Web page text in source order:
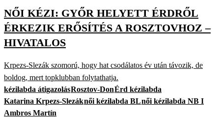
NŐI KÉZI: GYŐR HELYETT ÉRDRŐL
ÉRKEZIK ERŐSÍTÉS A ROSZTOVHOZ –
HIVATALOS
Krpezs-Slezák szomorú, hogy hat csodálatos év után távozik, de
boldog, mert topklubban folytathatja.
kézilabda átigazolásRosztov-DonÉrd kézilabda
Katarina Krpezs-Slezáknői kézilabda BLnői kézilabda NB I
Ambros Martín